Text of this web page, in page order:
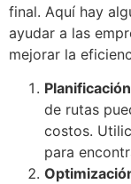
final. Aquí hay
ayudar a las
mejorar la
de rutas
costos.
para